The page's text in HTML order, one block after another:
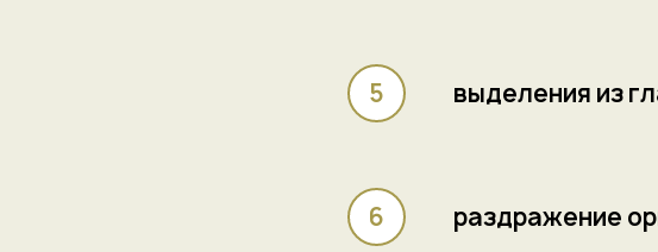
выделения из
раздражение